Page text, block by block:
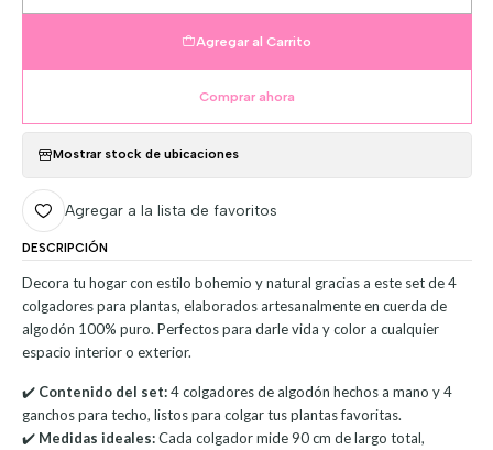
Agregar al Carrito
Comprar ahora
Mostrar stock de ubicaciones
Agregar a la lista de favoritos
DESCRIPCIÓN
Decora tu hogar con estilo bohemio y natural gracias a este set de 4
colgadores para plantas, elaborados artesanalmente en cuerda de
algodón 100% puro. Perfectos para darle vida y color a cualquier
espacio interior o exterior.
✔️ Contenido del set:4 colgadores de algodón hechos a mano y 4
ganchos para techo, listos para colgar tus plantas favoritas.
✔️ Medidas ideales:Cada colgador mide 90 cm de largo total,